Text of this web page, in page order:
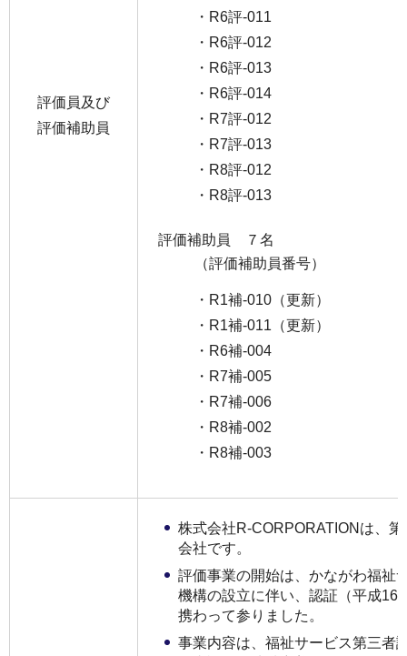
評価員及び
評価補助員
・R6評-011
・R6評-012
・R6評-013
・R6評-014
・R7評-012
・R7評-013
・R8評-012
・R8評-013
評価補助員 ７名
（評価補助員番号）
・R1補-010（更新）
・R1補-011（更新）
・R6補-004
・R7補-005
・R7補-006
・R8補-002
・R8補-003
株式会社R-CORPORATIONは、
会社です。
評価事業の開始は、かながわ福祉
機構の設立に伴い、認証（平成16
携わって参りました。
事業内容は、福祉サービス第三者